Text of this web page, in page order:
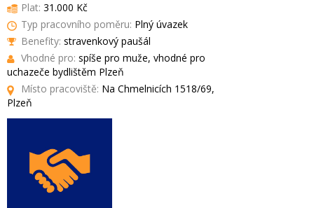
Plat: 31.000 Kč
Typ pracovního poměru: Plný úvazek
Benefity: stravenkový paušál
Vhodné pro: spíše pro muže, vhodné pro
uchazeče bydlištěm Plzeň
Místo pracoviště: Na Chmelnicích 1518/69,
Plzeň